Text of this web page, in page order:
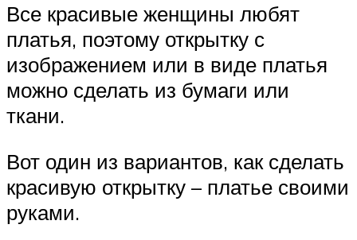
Все красивые женщины любят
платья, поэтому открытку с
изображением или в виде платья
можно сделать из бумаги или
ткани.
Вот один из вариантов, как сделать
красивую открытку – платье своими
руками.